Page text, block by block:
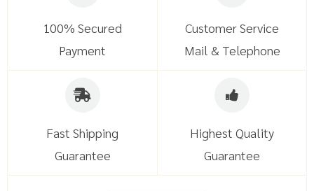
100% Secured
Payment
Customer Service
Mail & Telephone
Fast Shipping
Guarantee
Highest Quality
Guarantee